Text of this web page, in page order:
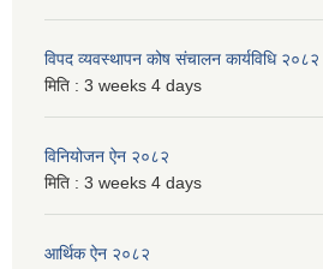
विपद व्यवस्थापन कोष संचालन कार्यविधि २०८२
मिति : 3 weeks 4 days
विनियोजन ऐन २०८२
मिति : 3 weeks 4 days
आर्थिक ऐन २०८२